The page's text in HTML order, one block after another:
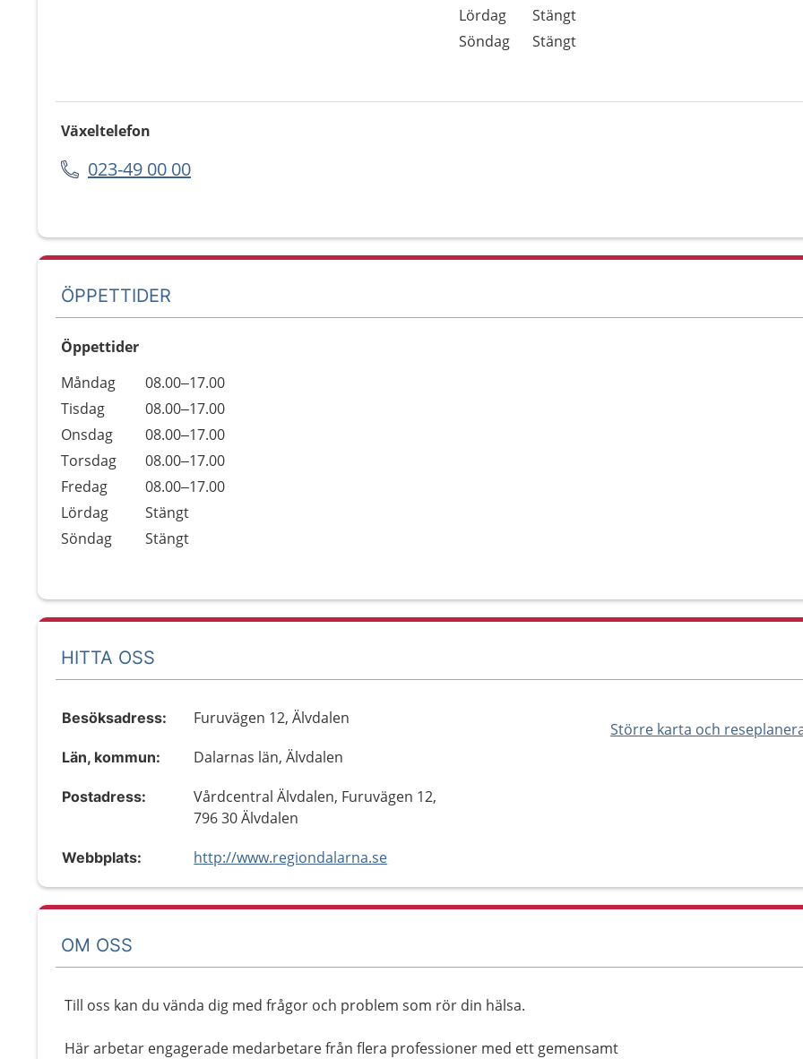
Lördag
Stängt
Söndag
Stängt
Växeltelefon
023-49 00 00
ÖPPETTIDER
Öppettider
Dag
Öppettider
Kommentarer
Måndag
08.00–17.00
Tisdag
08.00–17.00
Onsdag
08.00–17.00
Torsdag
08.00–17.00
Fredag
08.00–17.00
Lördag
Stängt
Söndag
Stängt
HITTA OSS
Större karta och
Besöksadress: Furuvägen 12, Älvdalen
Län, kommun: Dalarnas län, Älvdalen
Postadress:
Vårdcentral Älvdalen, Furuvägen 12,
796 30 Älvdalen
Webbplats: http://www.regiondalarna.se
OM OSS
Till oss kan du vända dig med frågor och problem som rör din hälsa.
Här arbetar engagerade medarbetare från flera professioner med ett gemensamt